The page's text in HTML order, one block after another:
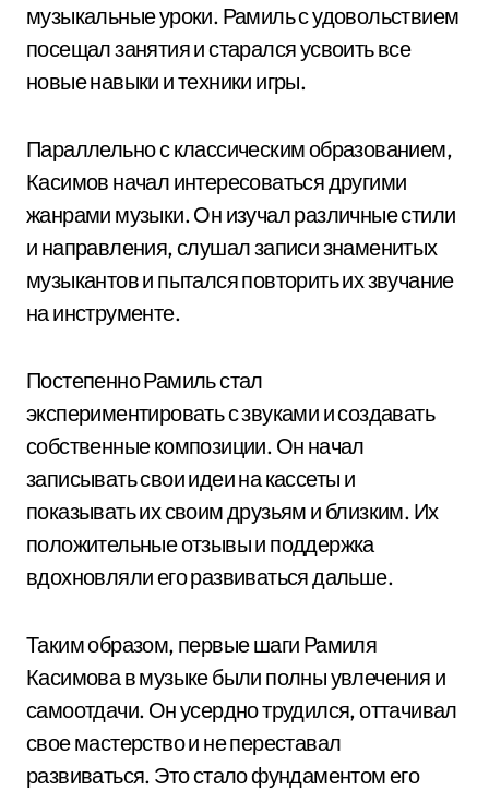
музыкальные уроки. Рамиль с удовольствием
посещал занятия и старался усвоить все
новые навыки и техники игры.
Параллельно с классическим образованием,
Касимов начал интересоваться другими
жанрами музыки. Он изучал различные стили
и направления, слушал записи знаменитых
музыкантов и пытался повторить их звучание
на инструменте.
Постепенно Рамиль стал
экспериментировать с звуками и создавать
собственные композиции. Он начал
записывать свои идеи на кассеты и
показывать их своим друзьям и близким. Их
положительные отзывы и поддержка
вдохновляли его развиваться дальше.
Таким образом, первые шаги Рамиля
Касимова в музыке были полны увлечения и
самоотдачи. Он усердно трудился, оттачивал
свое мастерство и не переставал
развиваться. Это стало фундаментом его